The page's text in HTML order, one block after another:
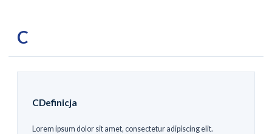
C
CDefinicja
Lorem ipsum dolor sit amet, consectetur adipiscing elit.